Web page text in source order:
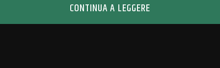
CONTINUA A LEGGERE